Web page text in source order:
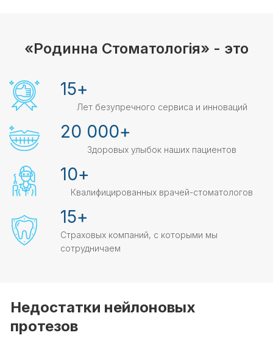
«Родинна Стоматологія» - это
Лет безупречного сервиса и инноваций
15+
Здоровых улыбок наших пациентов
20 000+
Квалифицированных врачей-стоматологов
10+
Страховых компаний, с которыми мы
сотрудничаем
15+
Недостатки нейлоновых
протезов